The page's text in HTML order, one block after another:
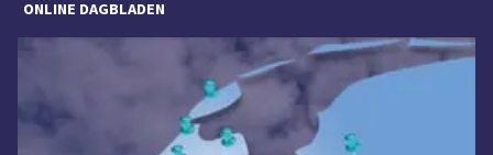
ONLINE DAGBLADEN